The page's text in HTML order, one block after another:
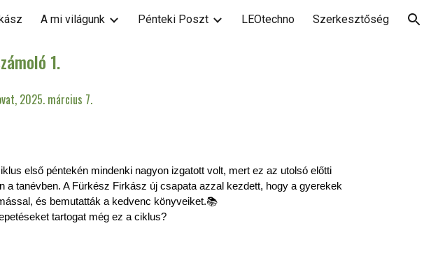
Skip to navigation
A mi világunk Pénteki Poszt LEOtechno Szerkesztőség
1.
2025. március 7.
első péntekén mindenki nagyon izgatott volt, mert ez az utolsó előtti
a tanévben. A Fürkész Firkász új csapata azzal kezdett, hogy a gyerekek
és bemutatták a kedvenc könyveiket.📚
tartogat még ez a ciklus?